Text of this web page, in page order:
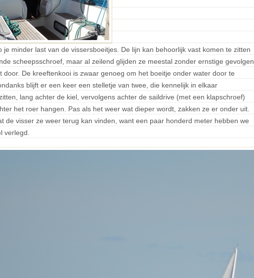
je minder last van de vissersboeitjes. De lijn kan behoorlijk vast komen te zitten
scheepsschroef, maar al zeilend glijden ze meestal zonder ernstige gevolgen
door. De kreeftenkooi is zwaar genoeg om het boeitje onder water door te
blijft er een keer een stelletje van twee, die kennelijk in elkaar
lang achter de kiel, vervolgens achter de saildrive (met een klapschroef)
het roer hangen. Pas als het weer wat dieper wordt, zakken ze er onder uit.
de visser ze weer terug kan vinden, want een paar honderd meter hebben we
verlegd.